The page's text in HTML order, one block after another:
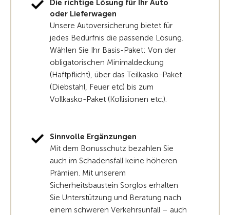
Die richtige Lösung für Ihr Auto
oder Lieferwagen
Unsere Autoversicherung bietet für
jedes Bedürfnis die passende Lösung.
Wählen Sie Ihr Basis-Paket: Von der
obligatorischen Minimaldeckung
(Haftpflicht), über das Teilkasko-Paket
(Diebstahl, Feuer etc) bis zum
Vollkasko-Paket (Kollisionen etc.).
Sinnvolle Ergänzungen
Mit dem Bonusschutz bezahlen Sie
auch im Schadensfall keine höheren
Prämien. Mit unserem
Sicherheitsbaustein Sorglos erhalten
Sie Unterstützung und Beratung nach
einem schweren Verkehrsunfall – auch